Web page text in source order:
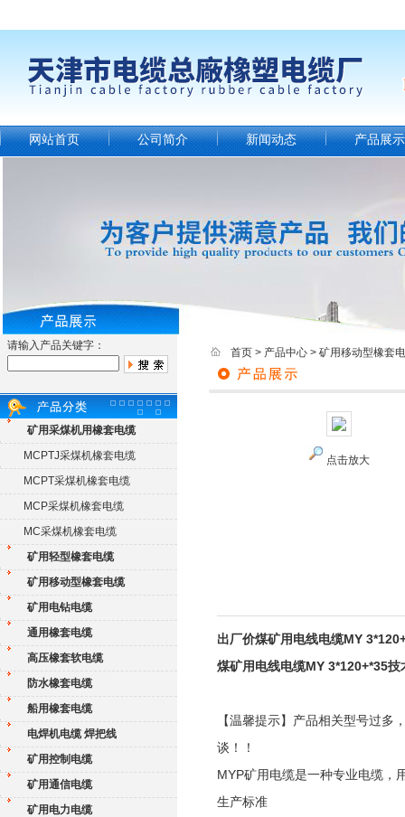
网站首页 公司简介 新闻动态 产品展示
请输入产品关键字：
矿用采煤机用橡套电缆
MCPTJ采煤机橡套电缆
MCPT采煤机橡套电缆
MCP采煤机橡套电缆
MC采煤机橡套电缆
矿用轻型橡套电缆
矿用移动型橡套电缆
矿用电钻电缆
通用橡套电缆
高压橡套软电缆
防水橡套电缆
船用橡套电缆
电焊机电缆 焊把线
矿用控制电缆
矿用通信电缆
矿用电力电缆
首页 > 产品中心 > 矿用移动型橡套
点击放大
出厂价煤矿用电线电缆MY
煤矿用电线电缆MY 3*120+*35技
【温馨提示】产品相关型号过
谈！！
MYP矿用电缆是一种专业电缆，
生产标准